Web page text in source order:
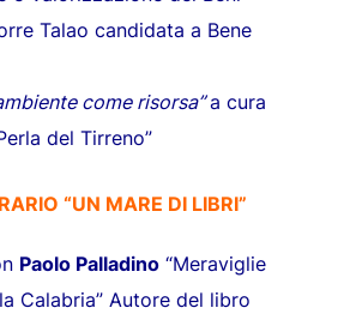
Talao candidata a Bene
come risorsa”a cura
del Tirreno”
“UN MARE DI LIBRI”
Paolo Palladino“Meraviglie
Calabria” Autore del libro